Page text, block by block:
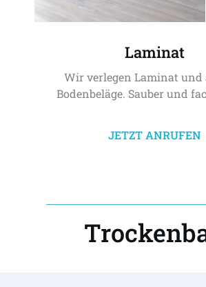
Laminat
Wir verlegen Laminat und
Bodenbeläge. Sauber und
JETZT ANRUFEN